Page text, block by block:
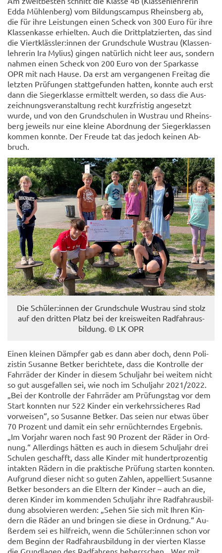
Edda Müh­len­berg) vom Bil­dungs­cam­pus Rheins­berg ab,
die für ihre Leis­tun­gen einen Scheck von 300 Euro für ihre
Klas­sen­kas­se er­hiel­ten. Auch die Dritt­plat­zier­ten, das sind
die Viert­kläss­ler:innen der Grund­schu­le Wus­trau (Klas­sen­
leh­re­rin Ira My­li­us) gin­gen na­tür­lich nicht leer aus, son­dern
nah­men einen Scheck von 200 Euro von der Spar­kas­se
OPR mit nach Hause. Da erst am ver­gan­ge­nen Frei­tag die
letz­ten Prü­fun­gen statt­ge­fun­den hat­ten, konn­te auch erst
dann die Sie­ger­klas­se er­mit­telt wer­den, so dass die Aus­
zeich­nungs­ver­an­stal­tung recht kurz­fris­tig an­ge­setzt
wurde, und von den Grund­schu­len in Wus­trau und Rheins­
berg je­weils nur eine klei­ne Ab­ord­nung der Sie­ger­klas­sen
kom­men konn­te. Der Freu­de tat das je­doch kei­nen Ab­
bruch.
Die Schü­ler:innen der Grund­schu­le Wus­trau sind stolz
auf den drit­ten Platz bei der kreis­wei­ten Rad­fahr­aus­
bil­dung. © LK OPR
Einen klei­nen Dämp­fer gab es dann aber doch, denn Po­li­
zis­tin Su­san­ne Bet­ker be­rich­te­te, dass die Kon­trol­le der
Fahr­rä­der der Kin­der in die­sem Schul­jahr bei wei­tem nicht
so gut aus­ge­fal­len sei, wie noch im Schul­jahr 2021/2022.
„Bei der Kon­trol­le der Fahr­rä­der am Prü­fungs­tag vor dem
Start konn­ten nur 522 Kin­der ein ver­kehrs­si­che­res Rad
vor­wei­sen“, so Su­san­ne Bet­ker. Das seien nur etwas über
70 Pro­zent und damit ein sehr er­nüch­tern­des Er­geb­nis.
„Im Vor­jahr waren noch fast 90 Pro­zent der Räder in Ord­
nung.“ Al­ler­dings hät­ten es auch in die­sem Schul­jahr drei
Schu­len ge­schafft, dass alle Kin­der mit hun­dert­pro­zen­tig
in­tak­ten Rä­dern in die prak­ti­sche Prü­fung star­ten konn­ten.
Auf­grund die­ser nicht so guten Zah­len, ap­pel­liert Su­san­ne
Bet­ker be­son­ders an die El­tern der Kin­der – auch an die,
deren Kin­der im kom­men­den Schul­jahr ihre Rad­fahr­aus­bil­
dung ab­sol­vie­ren wer­den: „Sehen Sie sich mit Ihren Kin­
dern die Räder an und brin­gen sie diese in Ord­nung.“ Au­
ßer­dem sei es hilf­reich, wenn die Schü­ler:innen schon vor
dem Be­ginn der Rad­fahr­aus­bil­dung in der vier­ten Klas­se
die Grund­la­gen des Rad­fah­rens be­herr­schen. „Wer mit